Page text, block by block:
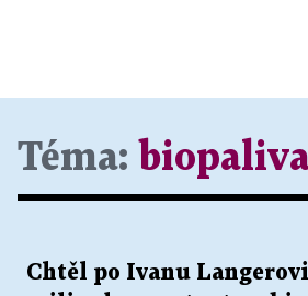
Téma:
Chtěl po Ivanu